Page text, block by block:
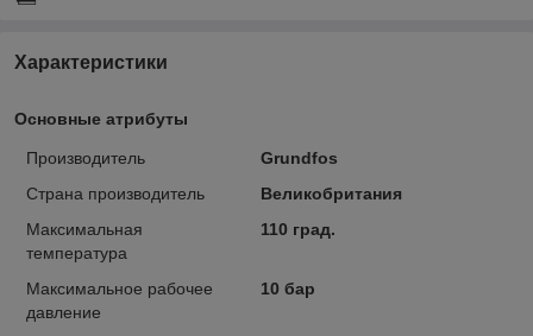
Характеристики
Основные атрибуты
Производитель
Grundfos
Страна производитель
Великобритания
Максимальная
температура
110 град.
Максимальное рабочее
давление
10 бар